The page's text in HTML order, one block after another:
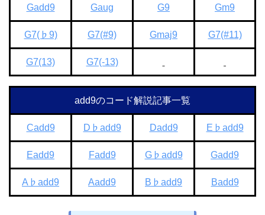
Gadd9 Gaug G9 Gm9
G7(♭9) G7(#9) Gmaj9 G7(#11)
G7(13) G7(-13)
add9のコード解説記事一覧
Cadd9 D♭add9 Dadd9 E♭add9
Eadd9 Fadd9 G♭add9 Gadd9
A♭add9 Aadd9 B♭add9 Badd9